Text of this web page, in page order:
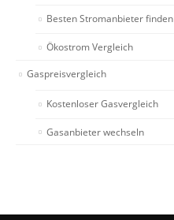
Besten Stromanbieter finden
Ökostrom Vergleich
Gaspreisvergleich
Kostenloser Gasvergleich
Gasanbieter wechseln